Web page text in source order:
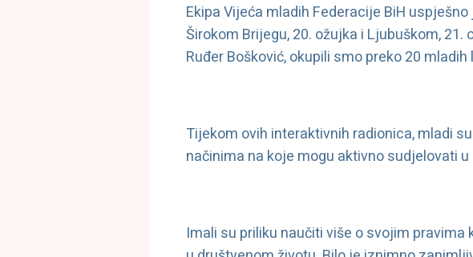
Ekipa Vijeća mladih Federacije BiH
Širokom Brijegu, 20. ožujka i Ljubuškom,
Ruđer Bošković, okupili smo preko 20
Tijekom ovih interaktivnih radionica, mladi
načinima na koje mogu aktivno sudjelovati
Imali su priliku naučiti više o svojim